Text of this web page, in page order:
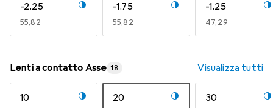
-2.25
EUR
55,82
-1.75
EUR
55,82
-1.25
EUR
47,29
Lenti a contatto Asse 18 Visualizza tutti
10 20 30